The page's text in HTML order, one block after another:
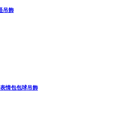
吊飾
情包包球吊飾